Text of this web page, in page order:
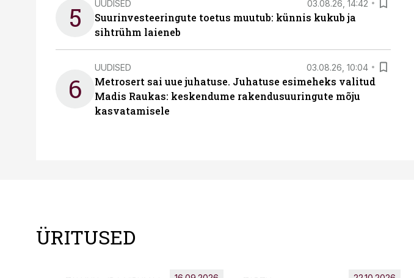
5 UUDISED 03.08.26, 14:42
Suurinvesteeringute toetus muutub: künnis kukub ja
sihtrühm laieneb
6
UUDISED 03.08.26, 10:04
Metrosert sai uue juhatuse. Juhatuse esimeheks valitud
Madis Raukas: keskendume rakendusuuringute mõju
kasvatamisele
ÜRITUSED